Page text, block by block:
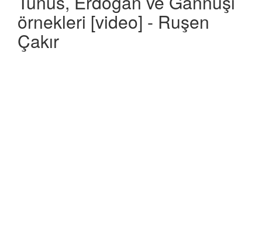
örnekleri [video] - Ruşen
Çakır